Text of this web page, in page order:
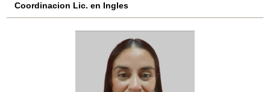
Coordinacion Lic. en Ingles